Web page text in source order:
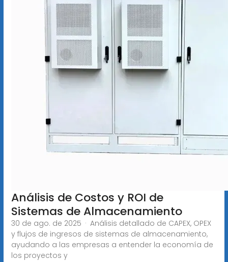
Análisis de Costos y ROI de
Sistemas de Almacenamiento
30 de ago. de 2025 · Análisis detallado de CAPEX, OPEX
y flujos de ingresos de sistemas de almacenamiento,
ayudando a las empresas a entender la economía de
los proyectos y